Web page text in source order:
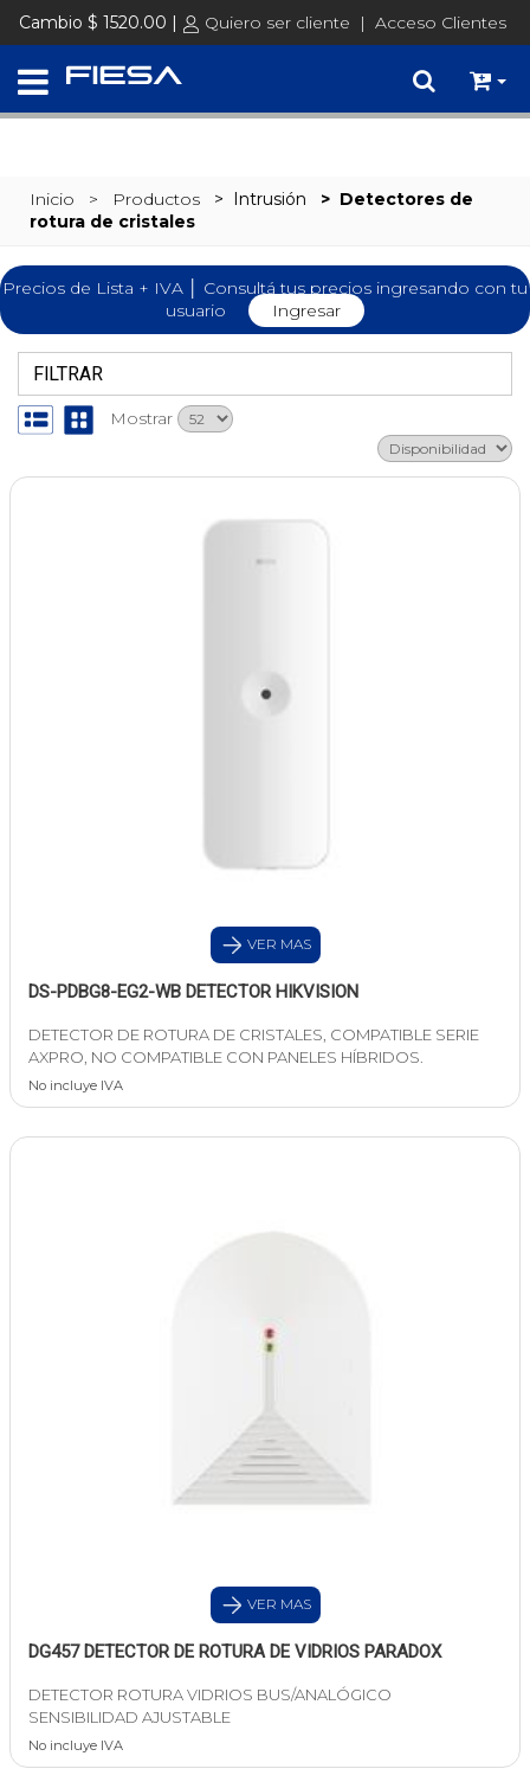
SET @busqueda = replace(@busqueda, 'Ã©','é')
Cambio $ 1520.00 | Quiero ser cliente | Acceso Clientes
Inicio > Productos > Intrusión > Detectores de
rotura de cristales
Precios de Lista + IVA │ Consultá tus precios ingresando con tu
usuario
Ingresar
FILTRAR
Mostrar
VER MAS
DS-PDBG8-EG2-WB DETECTOR HIKVISION
DETECTOR DE ROTURA DE CRISTALES, COMPATIBLE SERIE
AXPRO, NO COMPATIBLE CON PANELES HÍBRIDOS.
No incluye IVA
VER MAS
DG457 DETECTOR DE ROTURA DE VIDRIOS PARADOX
DETECTOR ROTURA VIDRIOS BUS/ANALÓGICO
SENSIBILIDAD AJUSTABLE
No incluye IVA